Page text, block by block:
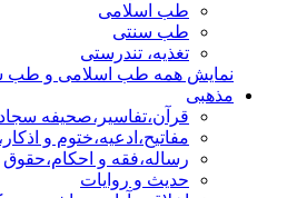
طب اسلامی
طب سنتی
تغذیه، تندرستی
نمایش همه طب اسلامی و طب
مذهبی
قرآن،تفاسیر،صحیفه
مفاتیح،ادعیه،ختوم و
رساله،فقه و احکام،حقوق
حدیث و روایات